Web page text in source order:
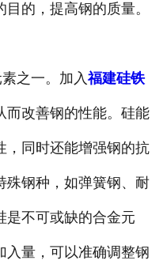
的，提高钢的质量。
之一。加入福建硅铁
而改善钢的性能。硅能
，同时还能增强钢的抗
殊钢种，如弹簧钢、耐
是不可或缺的合金元
入量，可以准确调整钢